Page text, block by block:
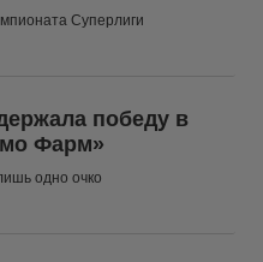
Суперлиги
победу в
Фарм»
одно очко